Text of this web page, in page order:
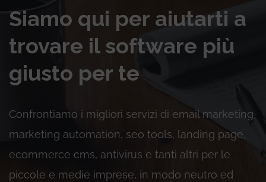
Siamo qui per aiutarti a
trovare il software più
giusto per te
Confrontiamo i migliori servizi di email marketing,
marketing automation, seo tools, landing page,
ecommerce cms, antivirus e tanti altri per le
piccole e medie imprese, in modo neutro ed